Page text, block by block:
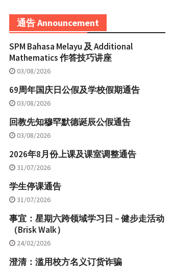
通告 Announcement
SPM Bahasa Melayu 及 Additional
Mathematics 作答技巧讲座
03/08/2026
69周年国庆日公假及学校假期通告
03/08/2026
回教先知穆罕默德诞辰公假通告
03/08/2026
2026年8月份上课及课室调整通告
31/07/2026
学生停课通告
31/07/2026
事宜：星期六跨领域学习日 – 健步走活动
（Brisk Walk）
24/02/2026
澄清：滥用校方名义订货诈骗